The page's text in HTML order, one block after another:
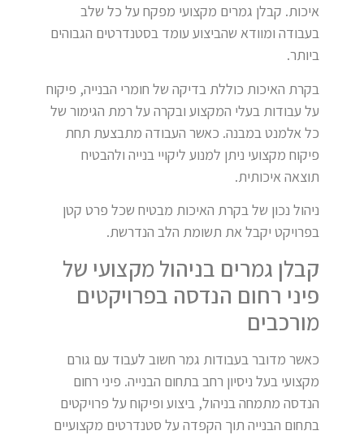
איכות. קבלן גמרים מקצועי מפקח על כל שלב
בעבודה ומוודא שהביצוע עומד בסטנדרטים הגבוהים
ביותר.
בקרת האיכות כוללת בדיקה של חומרי הבנייה, פיקוח
על עבודות בעלי המקצוע ובקרה על רמת הגימור של
כל אלמנט במבנה. כאשר העבודה מתבצעת תחת
פיקוח מקצועי ניתן למנוע ליקויי בנייה ולהבטיח
תוצאה איכותית.
ניהול נכון של בקרת האיכות מבטיח שכל פרט קטן
בפרויקט יקבל את תשומת הלב הנדרשת.
קבלן גמרים בניהול מקצועי של
פיני רחום הנדסה בפרויקטים
מורכבים
כאשר מדובר בעבודות גמר חשוב לעבוד עם גורם
מקצועי בעל ניסיון רחב בתחום הבנייה. פיני רחום
הנדסה מתמחה בניהול, ביצוע ופיקוח על פרויקטים
בתחום הבנייה תוך הקפדה על סטנדרטים מקצועיים